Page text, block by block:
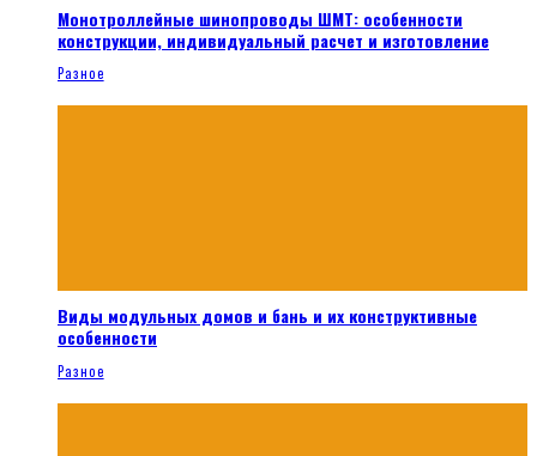
Монотроллейные шинопроводы ШМТ: особенности
конструкции, индивидуальный расчет и изготовление
Разное
Виды модульных домов и бань и их конструктивные
особенности
Разное